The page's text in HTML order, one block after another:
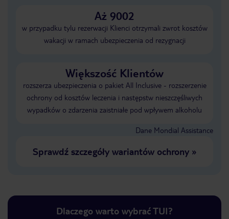
Aż 9002
w przypadku tylu rezerwacji Klienci otrzymali zwrot kosztów
wakacji w ramach ubezpieczenia od rezygnacji
Większość Klientów
rozszerza ubezpieczenia o pakiet All Inclusive - rozszerzenie
ochrony od kosztów leczenia i następstw nieszczęśliwych
wypadków o zdarzenia zaistniałe pod wpływem alkoholu
Dane Mondial Assistance
Sprawdź szczegóły wariantów ochrony»
Dlaczego warto wybrać TUI?